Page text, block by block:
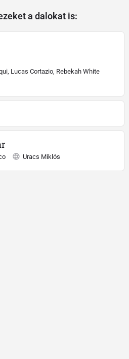
a dalokat is:
Lucas Cortazio, Rebekah White
Uracs Miklós